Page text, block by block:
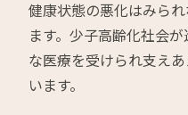
健康状態の悪化はみら
ます。少子高齢化社会
な医療を受けられ支え
います。